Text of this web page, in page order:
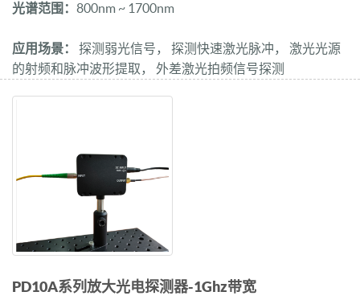
光谱范围： 800nm ~ 1700nm
应用场景：
探测弱光信号， 探测快速激光脉冲， 激光光源
的射频和脉冲波形提取， 外差激光拍频信号探测
PD10A系列放大光电探测器-1Ghz带宽